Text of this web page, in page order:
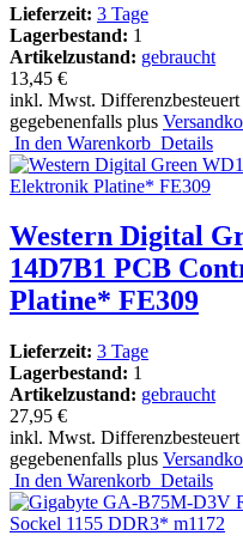
Lieferzeit: 3 Tage
Lagerbestand: 1
Artikelzustand: gebraucht
13,45 €
inkl. Mwst.
gegebenenfalls plus
In den Warenkorb Details
Western Digital
14D7B1 PCB
Platine* FE309
Lieferzeit: 3 Tage
Lagerbestand: 1
Artikelzustand: gebraucht
27,95 €
inkl. Mwst.
gegebenenfalls plus
In den Warenkorb Details